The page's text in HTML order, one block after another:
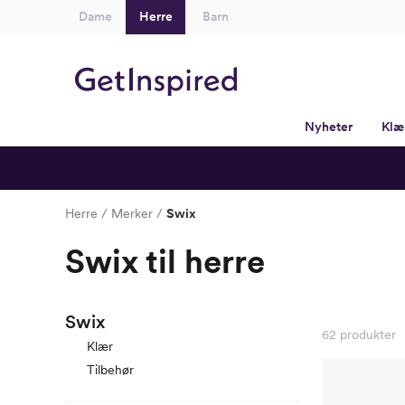
Dame Herre Barn
Nyheter
Herre Merker Swix
Swix til herre
Swix
Klær
Tilbehør
62 produkter